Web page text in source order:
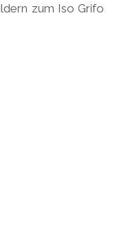
zum Iso Grifo